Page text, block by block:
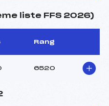
liste FFS 2026)
Rang
6520